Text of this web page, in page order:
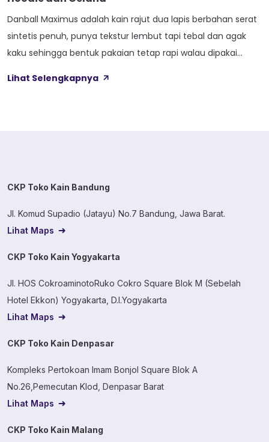
Danball Maximus adalah kain rajut dua lapis berbahan serat
sintetis penuh, punya tekstur lembut tapi tebal dan agak
kaku sehingga bentuk pakaian tetap rapi walau dipakai
yaitu Cool Touch, Wicking Process, Anti Bacterial, dan Anti
Lihat Selengkapnya
CKP Toko Kain Bandung
Jl. Komud Supadio (Jatayu) No.7 Bandung, Jawa Barat.
Lihat Maps
CKP Toko Kain Yogyakarta
Jl. HOS CokroaminotoRuko Cokro Square Blok M (Sebelah
Hotel Ekkon) Yogyakarta, D.I.Yogyakarta
Lihat Maps
CKP Toko Kain Denpasar
Kompleks Pertokoan Imam Bonjol Square Blok A
No.26,Pemecutan Klod, Denpasar Barat
Lihat Maps
CKP Toko Kain Malang